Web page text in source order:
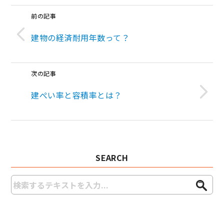
前の記事
建物の経済耐用年数って？
次の記事
建ぺい率と容積率とは？
SEARCH